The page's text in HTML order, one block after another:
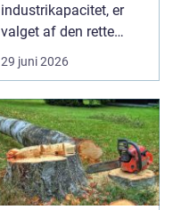
industrikapacitet, er
valget af den rette
industriport a...
29 juni 2026